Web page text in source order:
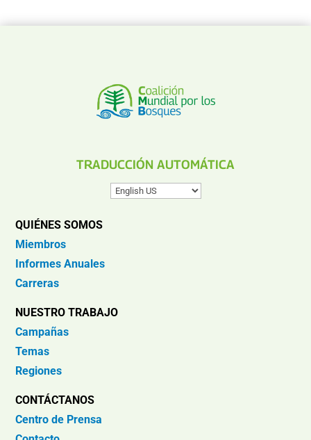
TRADUCCIÓN AUTOMÁTICA
QUIÉNES SOMOS
Miembros
Informes Anuales
Carreras
NUESTRO TRABAJO
Campañas
Temas
Regiones
CONTÁCTANOS
Centro de Prensa